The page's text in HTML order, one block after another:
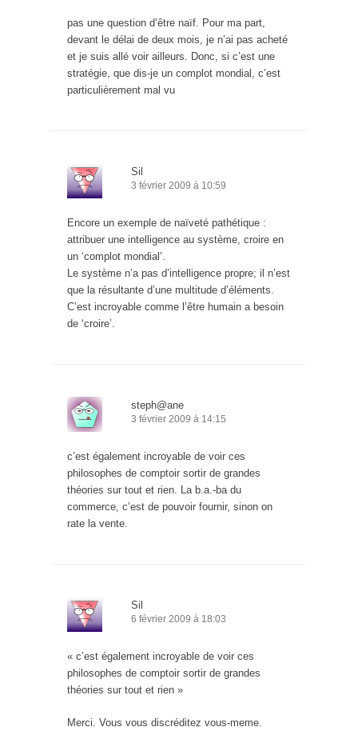
pas une question d’être naïf. Pour ma part,
devant le délai de deux mois, je n’ai pas acheté
et je suis allé voir ailleurs. Donc, si c’est une
stratégie, que dis-je un complot mondial, c’est
particulièrement mal vu
Sil
3 février 2009 à 10:59
Encore un exemple de naïveté pathétique :
attribuer une intelligence au système, croire en
un ‘complot mondial’.
Le système n’a pas d’intelligence propre; il n’est
que la résultante d’une multitude d’éléments.
C’est incroyable comme l’être humain a besoin
de ‘croire’.
steph@ane
3 février 2009 à 14:15
c’est également incroyable de voir ces
philosophes de comptoir sortir de grandes
théories sur tout et rien. La b.a.-ba du
commerce, c’est de pouvoir fournir, sinon on
rate la vente.
Sil
6 février 2009 à 18:03
« c’est également incroyable de voir ces
philosophes de comptoir sortir de grandes
théories sur tout et rien »
Merci. Vous vous discréditez vous-meme.